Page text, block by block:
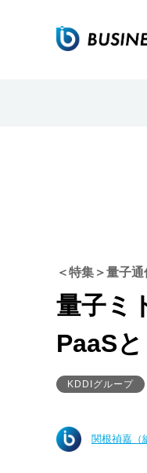
＜特集＞量子
量子ミ
PaaS
KDDIグループ
関根禎嘉（